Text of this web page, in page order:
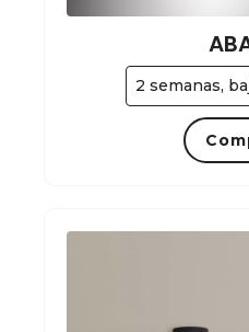
2 semanas,